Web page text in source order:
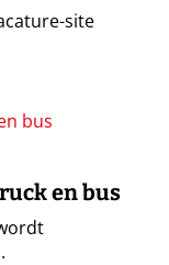
site
en bus